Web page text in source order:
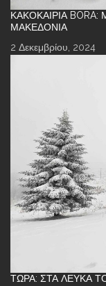
ΚΑΚΟΚΑΙΡΊΑ
ΜΑΚΕΔΟΝΊΑ
2 Δεκεμβρίου, 2024
ΤΏΡΑ: ΣΤΑ ΛΕΥΚΆ